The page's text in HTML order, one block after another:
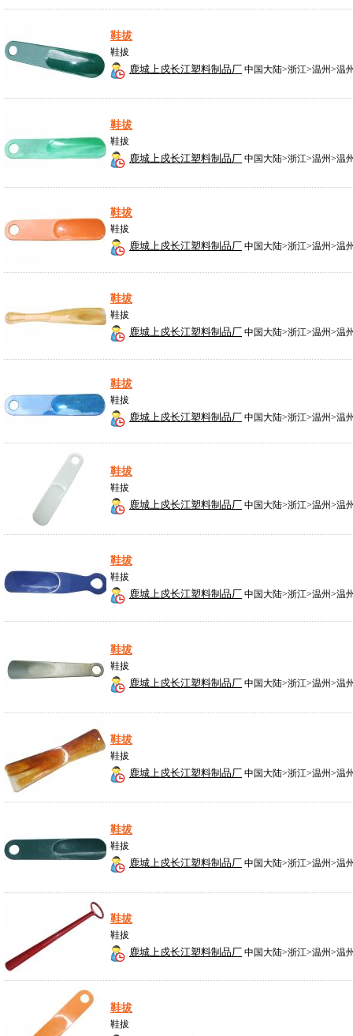
鞋拔
鞋拔
鹿城上戍长江塑料制品厂 中国大陆>浙江>温州>温
鞋拔
鞋拔
鹿城上戍长江塑料制品厂 中国大陆>浙江>温州>温
鞋拔
鞋拔
鹿城上戍长江塑料制品厂 中国大陆>浙江>温州>温
鞋拔
鞋拔
鹿城上戍长江塑料制品厂 中国大陆>浙江>温州>温
鞋拔
鞋拔
鹿城上戍长江塑料制品厂 中国大陆>浙江>温州>温
鞋拔
鞋拔
鹿城上戍长江塑料制品厂 中国大陆>浙江>温州>温
鞋拔
鞋拔
鹿城上戍长江塑料制品厂 中国大陆>浙江>温州>温
鞋拔
鞋拔
鹿城上戍长江塑料制品厂 中国大陆>浙江>温州>温
鞋拔
鞋拔
鹿城上戍长江塑料制品厂 中国大陆>浙江>温州>温
鞋拔
鞋拔
鹿城上戍长江塑料制品厂 中国大陆>浙江>温州>温
鞋拔
鞋拔
鹿城上戍长江塑料制品厂 中国大陆>浙江>温州>温
鞋拔
鞋拔